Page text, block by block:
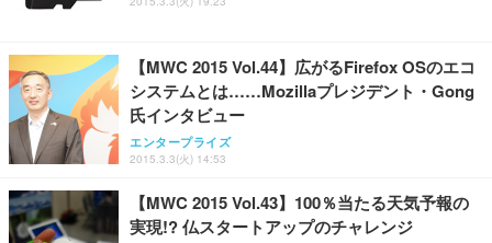
【MWC 2015 Vol.44】広がるFirefox OSのエコ
システムとは……Mozillaプレジデント・Gong
氏インタビュー
エンタープライズ
2015.3.3(火) 14:53
【MWC 2015 Vol.43】100％当たる天気予報の
実現!? 仏スタートアップのチャレンジ